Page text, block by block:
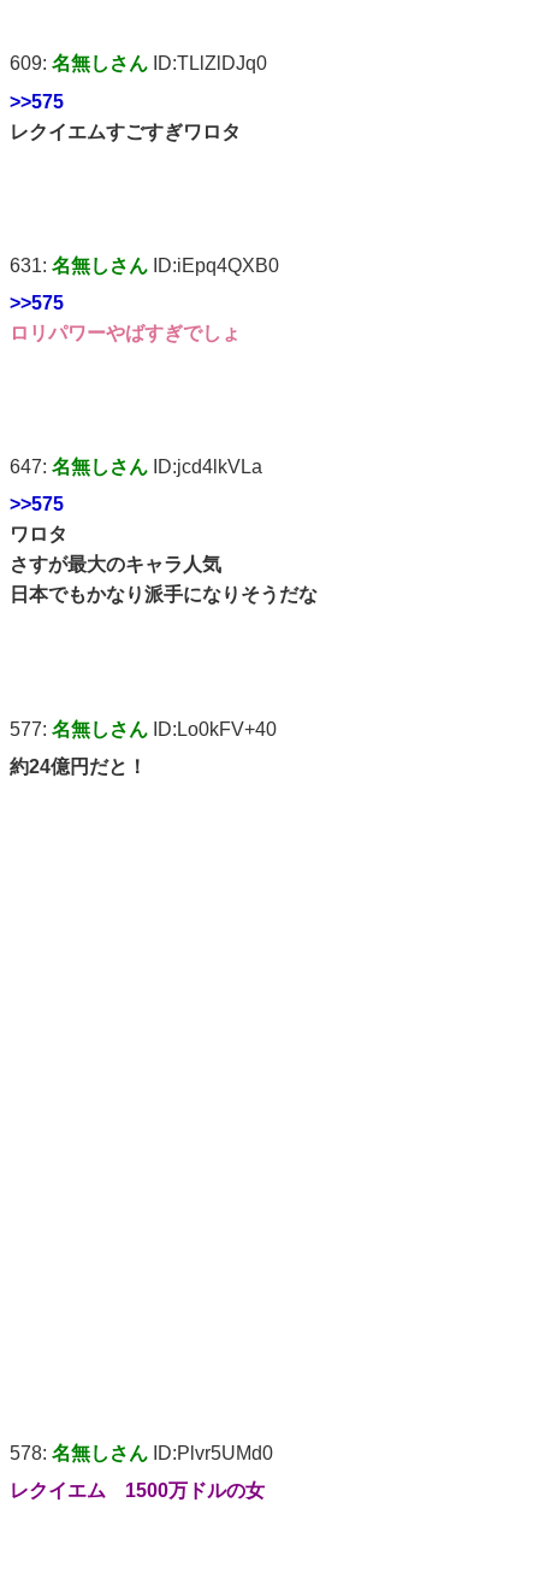
609: 名無しさん ID:TLlZlDJq0
>>575
レクイエムすごすぎワロタ
631: 名無しさん ID:iEpq4QXB0
>>575
ロリパワーやばすぎでしょ
647: 名無しさん ID:jcd4lkVLa
>>575
ワロタ
さすが最大のキャラ人気
日本でもかなり派手になりそうだな
577: 名無しさん ID:Lo0kFV+40
約24億円だと！
578: 名無しさん ID:Plvr5UMd0
レクイエム 1500万ドルの女